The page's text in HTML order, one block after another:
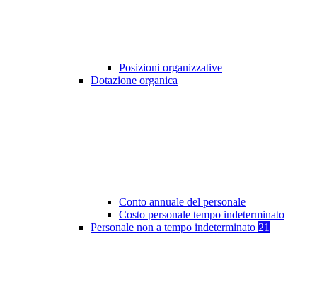
Posizioni organizzative
Dotazione organica
Conto annuale del personale
Costo personale tempo indeterminato
Personale non a tempo indeterminato 21